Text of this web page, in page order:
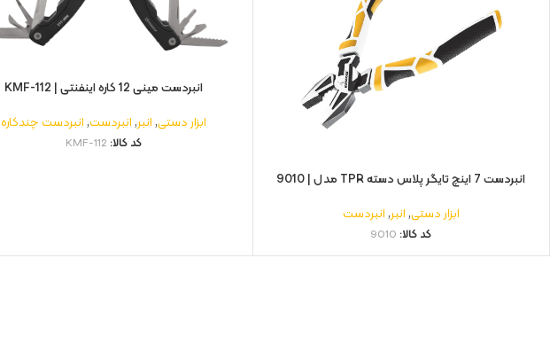
انبردست 7 اینچ تایگر پلاس دسته TPR مدل | 9010
ابزار دستی,انبر,انبردست
کد کالا: 9010
انبردست مینی 12 کاره اینفنتی | KMF-112
ابزار دستی,انبر,انبردست,انبردست چندکاره
کد کالا: KMF-112